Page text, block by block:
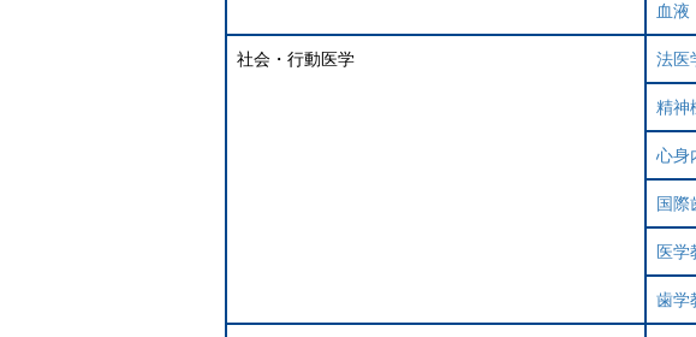
血液
社会・行動医学 法医
精神
心身
国際
医学
歯学